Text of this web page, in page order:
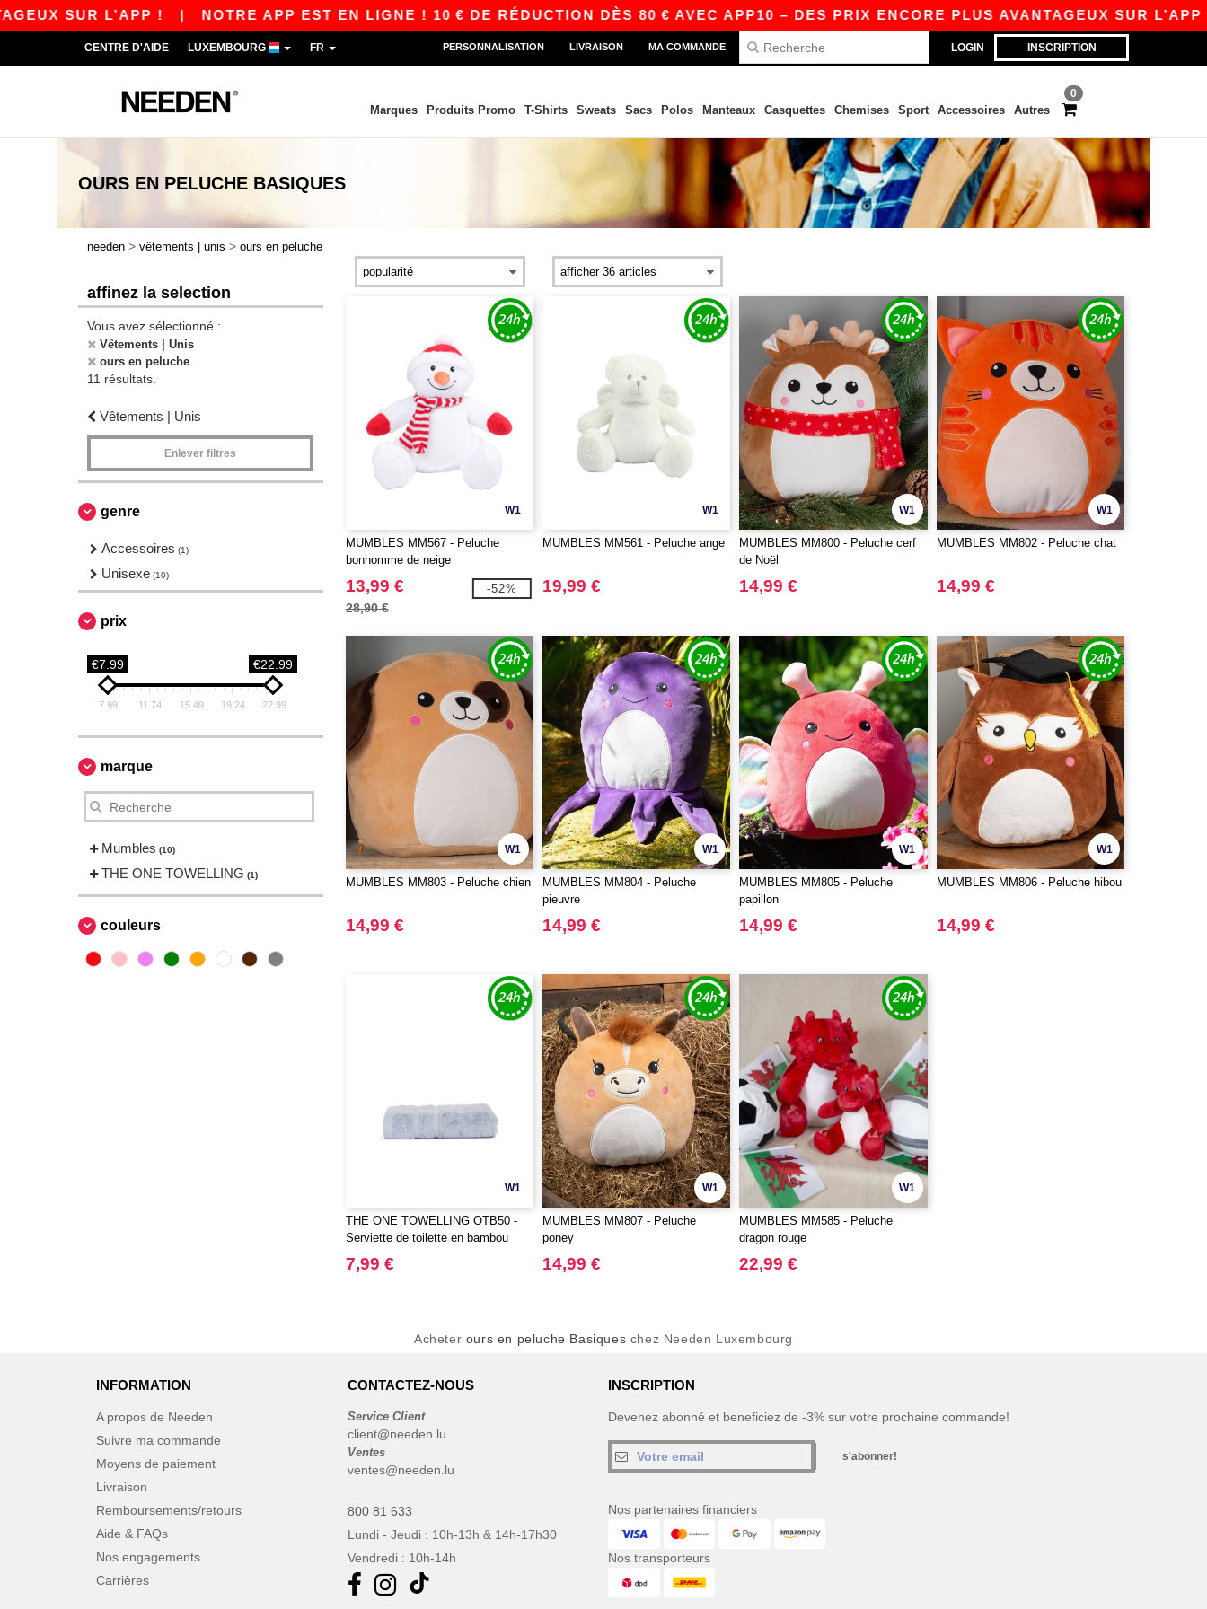
SUR L’APP !| NOTRE APP EST EN LIGNE ! 10 € DE RÉDUCTION DÈS 80 € AVEC APP10 – DES PRIX ENCORE PLUS AVANTAGEUX SUR L’APP !
LOGIN INSCRIPTION
CENTRE D'AIDE LUXEMBOURG FR PERSONNALISATION LIVRAISON MA COMMANDE
0
Marques Produits Promo T-Shirts Sweats Sacs Polos Manteaux Casquettes Chemises Sport Accessoires Autres
OURS EN PELUCHE BASIQUES
needen > vêtements | unis > ours en peluche
affinez la selection
Vous avez sélectionné :
Vêtements | Unis
ours en peluche
11 résultats.
Vêtements | Unis
Enlever filtres
genre
Accessoires (1)
Unisexe (10)
prix
€7.99 €22.99
7.99 11.74 15.49 19.24 22.99
marque
Mumbles (10)
THE ONE TOWELLING (1)
couleurs
W1
MUMBLES MM567 - Peluche
bonhomme de neige
13,99 €
28,90 €
-52%
W1
MUMBLES MM561 - Peluche ange
19,99 €
W1
MUMBLES MM800 - Peluche cerf
de Noël
14,99 €
W1
MUMBLES MM802 - Peluche chat
14,99 €
W1
MUMBLES MM803 - Peluche chien
14,99 €
W1
MUMBLES MM804 - Peluche
pieuvre
14,99 €
W1
MUMBLES MM805 - Peluche
papillon
14,99 €
W1
MUMBLES MM806 - Peluche hibou
14,99 €
W1
THE ONE TOWELLING OTB50 -
Serviette de toilette en bambou
7,99 €
W1
MUMBLES MM807 - Peluche
poney
14,99 €
W1
MUMBLES MM585 - Peluche
dragon rouge
22,99 €
Acheter ours en peluche Basiques chez Needen Luxembourg
INFORMATION
A propos de Needen
Suivre ma commande
Moyens de paiement
Livraison
Remboursements/retours
Aide & FAQs
Nos engagements
Carrières
CONTACTEZ-NOUS
Service Client
client@needen.lu
Ventes
ventes@needen.lu
800 81 633
Lundi - Jeudi : 10h-13h & 14h-17h30
Vendredi : 10h-14h
INSCRIPTION
Devenez abonné et beneficiez de -3% sur votre prochaine commande!
s'abonner!
Nos partenaires financiers
Nos transporteurs